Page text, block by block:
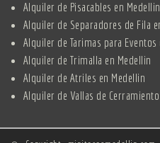
Alquiler de Pisacables en Medellin
Alquiler de Separadores de Fila
Alquiler de Tarimas para Eventos
Alquiler de Trimalla en Medellin
Alquiler de Atriles en Medellin
Alquiler de Vallas de